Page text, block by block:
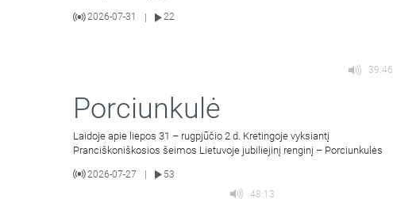
2026-07-31 22
39:46
Porciunkulė
Laidoje apie liepos 31 – rugpjūčio 2 d. Kretingoje vyksiantį
Pranciškoniškosios šeimos Lietuvoje jubiliejinį renginį – Porciunkulės
2026-07-27 53
48:13